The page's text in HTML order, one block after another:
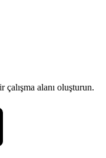
alanı oluşturun.